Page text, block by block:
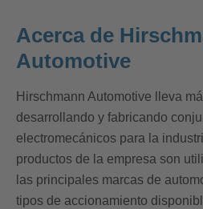
Acerca de
Automotive
Hirschmann Automotive lleva
desarrollando y fabricando
electromecánicos para la
productos de la empresa son
las principales marcas de
tipos de accionamiento